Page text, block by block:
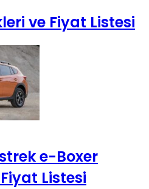
ve Fiyat Listesi
e-Boxer
Listesi